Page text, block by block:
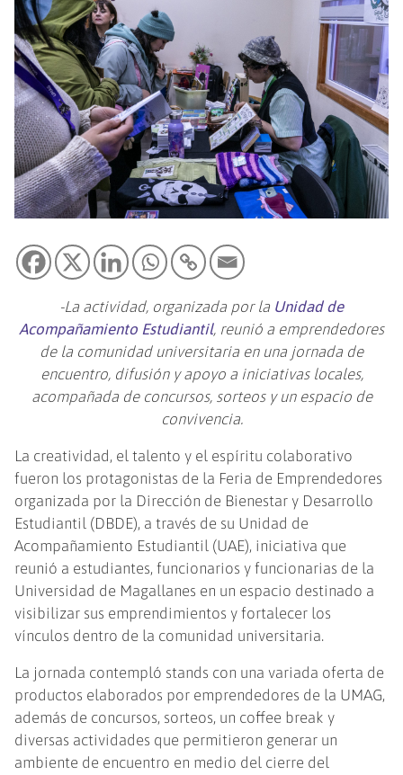
-La actividad, organizada por la Unidad de
Acompañamiento Estudiantil, reunió a emprendedores
de la comunidad universitaria en una jornada de
encuentro, difusión y apoyo a iniciativas locales,
acompañada de concursos, sorteos y un espacio de
convivencia.
La creatividad, el talento y el espíritu colaborativo
fueron los protagonistas de la Feria de Emprendedores
organizada por la Dirección de Bienestar y Desarrollo
Estudiantil (DBDE), a través de su Unidad de
Acompañamiento Estudiantil (UAE), iniciativa que
reunió a estudiantes, funcionarios y funcionarias de la
Universidad de Magallanes en un espacio destinado a
visibilizar sus emprendimientos y fortalecer los
vínculos dentro de la comunidad universitaria.
La jornada contempló stands con una variada oferta de
productos elaborados por emprendedores de la UMAG,
además de concursos, sorteos, un coffee break y
diversas actividades que permitieron generar un
ambiente de encuentro en medio del cierre del